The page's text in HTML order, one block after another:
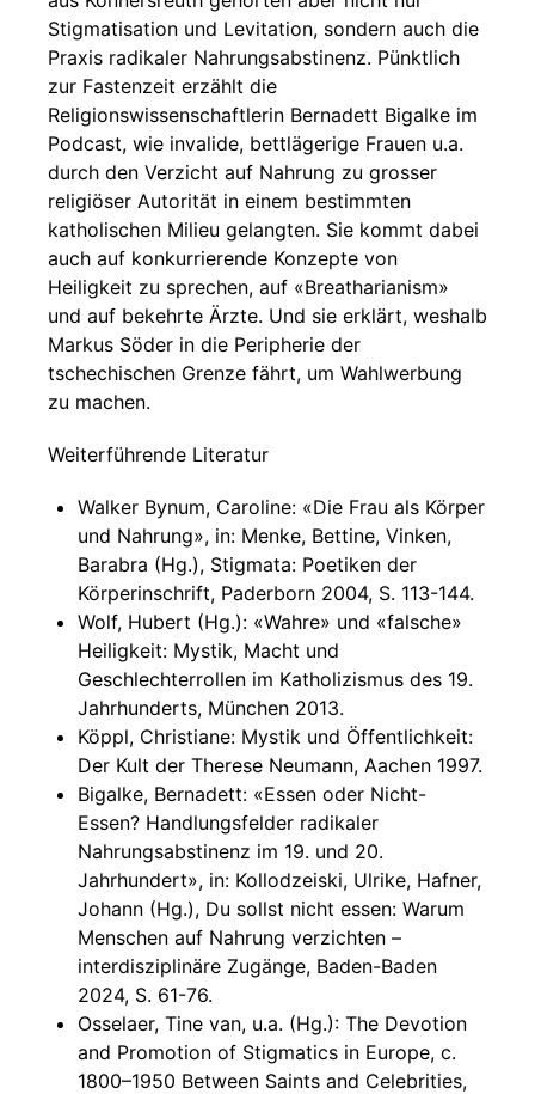
Stigmatisation und Levitation, sondern auch die
Praxis radikaler Nahrungsabstinenz. Pünktlich
zur Fastenzeit erzählt die
Religionswissenschaftlerin Bernadett Bigalke im
Podcast, wie invalide, bettlägerige Frauen u.a.
durch den Verzicht auf Nahrung zu grosser
religiöser Autorität in einem bestimmten
katholischen Milieu gelangten. Sie kommt dabei
auch auf konkurrierende Konzepte von
Heiligkeit zu sprechen, auf «Breatharianism»
und auf bekehrte Ärzte. Und sie erklärt, weshalb
Markus Söder in die Peripherie der
tschechischen Grenze fährt, um Wahlwerbung
zu machen.
Weiterführende Literatur
Walker Bynum, Caroline: «Die Frau als Körper
und Nahrung», in: Menke, Bettine, Vinken,
Barabra (Hg.), Stigmata: Poetiken der
Körperinschrift, Paderborn 2004, S. 113-144.
Wolf, Hubert (Hg.): «Wahre» und «falsche»
Heiligkeit: Mystik, Macht und
Geschlechterrollen im Katholizismus des 19.
Jahrhunderts, München 2013.
Köppl, Christiane: Mystik und Öffentlichkeit:
Der Kult der Therese Neumann, Aachen 1997.
Bigalke, Bernadett: «Essen oder Nicht-
Essen? Handlungsfelder radikaler
Nahrungsabstinenz im 19. und 20.
Jahrhundert», in: Kollodzeiski, Ulrike, Hafner,
Johann (Hg.), Du sollst nicht essen: Warum
Menschen auf Nahrung verzichten –
interdisziplinäre Zugänge, Baden-Baden
2024, S. 61-76.
Osselaer, Tine van, u.a. (Hg.): The Devotion
and Promotion of Stigmatics in Europe, c.
1800–1950 Between Saints and Celebrities,